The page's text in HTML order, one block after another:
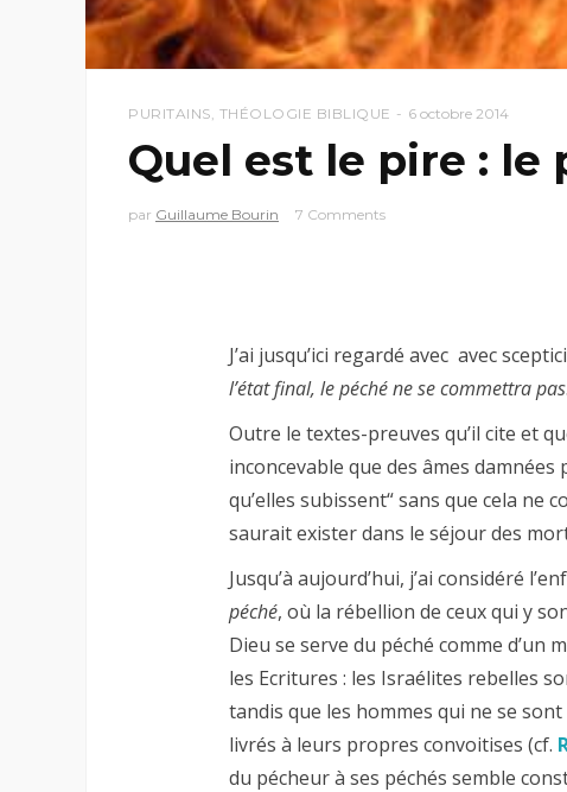
PURITAINS, THÉOLOGIE BIBLIQUE 6 octobre 2014
Quel est le pire : le
par Guillaume Bourin 7 Comments
J’ai jusqu’ici regardé avec avec
l’état final, le péché ne se commettra pas
Outre le textes-preuves qu’il cite et
inconcevable que des âmes
qu’elles subissent“ sans que cela ne
saurait exister dans le séjour des
Jusqu’à aujourd’hui, j’ai considéré
péché, où la rébellion de ceux qui y
Dieu se serve du péché comme d’un
les Ecritures : les Israélites rebelles
tandis que les hommes qui ne se
livrés à leurs propres convoitises (cf.
du pécheur à ses péchés semble